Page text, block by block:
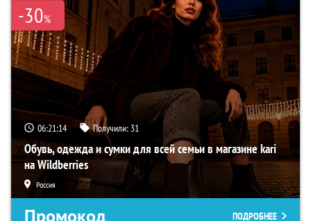
-30%
06:21:13 Получили: 31
Обувь, одежда и сумки для всей семьи в магазине kari
на Wildberries
Россия
Промокод ПОДРОБНЕЕ